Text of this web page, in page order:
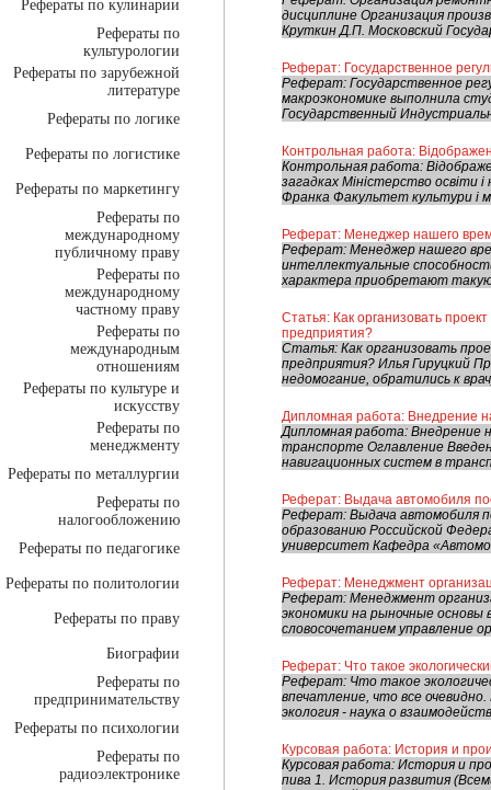
Рефераты по кулинарии
Рефераты по
культурологии
Рефераты по зарубежной
литературе
Рефераты по логике
Рефераты по логистике
Рефераты по маркетингу
Рефераты по
международному
публичному праву
Рефераты по
международному
частному праву
Рефераты по
международным
отношениям
Рефераты по культуре и
искусству
Рефераты по
менеджменту
Рефераты по металлургии
Рефераты по
налогообложению
Рефераты по педагогике
Рефераты по политологии
Рефераты по праву
Биографии
Рефераты по
предпринимательству
Рефераты по психологии
Рефераты по
радиоэлектронике
дисциплине Организация
Круткин Д.П. Московский
Реферат: Государственное
Реферат: Государственное
макроэкономике выполнила
Государственный
Контрольная работа:
Контрольная работа:
загадках Міністерство освіти і
Франка Факультет культури і
Реферат: Менеджер нашего
Реферат: Менеджер нашего
интеллектуальные
характера приобретают такую
Статья: Как организовать
предприятия?
Статья: Как организовать
предприятия? Илья Гируцкий
недомогание, обратились к
Дипломная работа: Внедрение
Дипломная работа: Внедрение
транспорте Оглавление
навигационных систем в
Реферат: Выдача автомобиля
Реферат: Выдача автомобиля
образованию Российской
университет Кафедра
Реферат: Менеджмент
Реферат: Менеджмент
экономики на рыночные основы
словосочетанием управление
Реферат: Что такое
Реферат: Что такое
впечатление, что все
экология - наука о
Курсовая работа: История и
Курсовая работа: История и
пива 1. История развития